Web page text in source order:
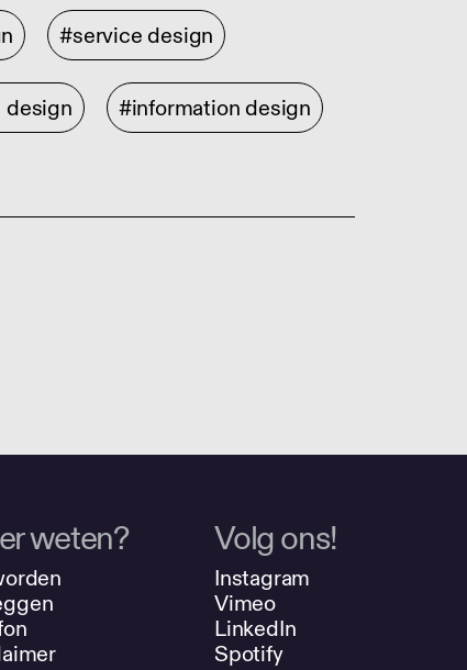
#service design
design #information design
weten? Volg ons!
Instagram
Vimeo
LinkedIn
Spotify